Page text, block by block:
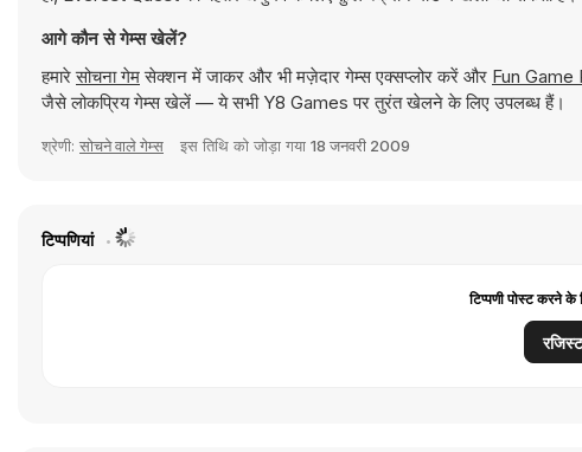
आगे कौन से गेम्स खेलें?
हमारेसोचना गेमसेक्शन में जाकर और भी मज़ेदार गेम्स एक्सप्लोर करें और Fun Game
जैसे लोकप्रिय गेम्स खेलें — ये सभी Y8 Games पर तुरंत खेलने के लिए उपलब्ध हैं।
श्रेणी: सोचने वाले गेम्स इस तिथि को जोड़ा गया 18 जनवरी 2009
टिप्पणियां
टिप्पणी पोस्ट करने के